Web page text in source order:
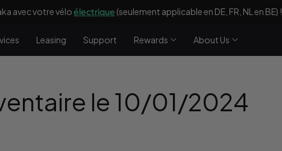
avec votre véloélectrique (seulement applicable en DE, FR, NL en BE) !
Leasing Support Rewards About Us
le 10/01/2024